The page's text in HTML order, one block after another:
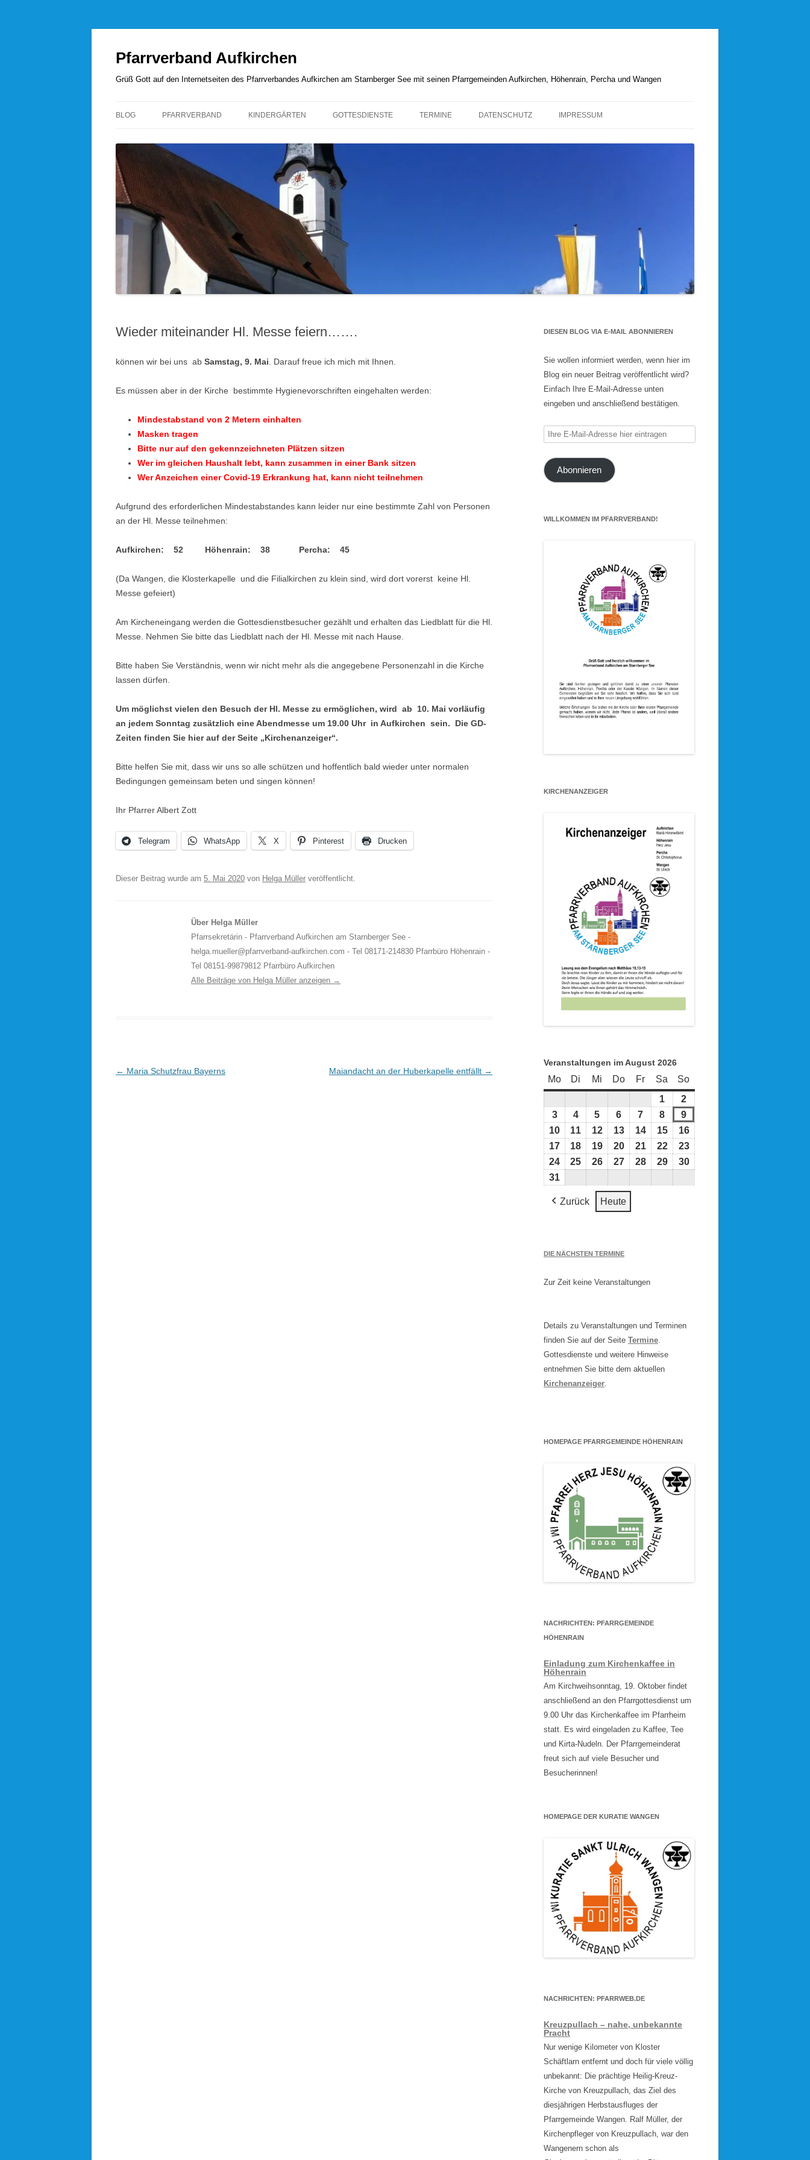
Pfarrverband Aufkirchen
Grüß Gott auf den Internetseiten des Pfarrverbandes Aufkirchen am Starnberger See mit seinen Pfarrgemeinden Aufkirchen, Höhenrain, Percha und Wangen
BLOG PFARRVERBAND
PFARRVERBANDSRAT
PFARREI AUFKIRCHEN
PFARREI HÖHENRAIN
PFARREI PERCHA
PFARREI WANGEN
KOLPINGSFAMILIE HÖHENRAIN
KIRCHEN UND KAPELLEN IM
KINDERGÄRTEN GOTTESDIENSTE
KIRCHENANZEIGER
PFARRBRIEFE
TERMINE DATENSCHUTZ IMPRESSUM
Wieder miteinander Hl. Messe feiern…….
können wir bei uns ab Samstag, 9. Mai. Darauf freue ich mich mit Ihnen.
Es müssen aber in der Kirche bestimmte Hygienevorschriften eingehalten werden:
Mindestabstand von 2 Metern einhalten
Masken tragen
Bitte nur auf den gekennzeichneten Plätzen sitzen
Wer im gleichen Haushalt lebt, kann zusammen in einer Bank sitzen
Wer Anzeichen einer Covid-19 Erkrankung hat, kann nicht teilnehmen
Aufgrund des erforderlichen Mindestabstandes kann leider nur eine bestimmte Zahl von Personen
an der Hl. Messe teilnehmen:
Aufkirchen: 52 Höhenrain: 38 Percha: 45
(Da Wangen, die Klosterkapelle und die Filialkirchen zu klein sind, wird dort vorerst keine Hl.
Messe gefeiert)
Am Kircheneingang werden die Gottesdienstbesucher gezählt und erhalten das Liedblatt für die Hl.
Messe. Nehmen Sie bitte das Liedblatt nach der Hl. Messe mit nach Hause.
Bitte haben Sie Verständnis, wenn wir nicht mehr als die angegebene Personenzahl in die Kirche
lassen dürfen.
Um möglichst vielen den Besuch der Hl. Messe zu ermöglichen, wird ab 10. Mai vorläufig
an jedem Sonntag zusätzlich eine Abendmesse um 19.00 Uhr in Aufkirchen sein. Die GD-
Zeiten finden Sie hier auf der Seite „Kirchenanzeiger“.
Bitte helfen Sie mit, dass wir uns so alle schützen und hoffentlich bald wieder unter normalen
Bedingungen gemeinsam beten und singen können!
Ihr Pfarrer Albert Zott
Telegram WhatsApp X Pinterest Drucken
Dieser Beitrag wurde am 5. Mai 2020 von Helga Müller veröffentlicht.
Über Helga Müller
Pfarrsekretärin - Pfarrverband Aufkirchen am Starnberger See -
helga.mueller@pfarrverband-aufkirchen.com - Tel 08171-214830 Pfarrbüro Höhenrain -
Tel 08151-99879812 Pfarrbüro Aufkirchen
Alle Beiträge von Helga Müller anzeigen →
Beitragsnavigation
← Maria Schutzfrau Bayerns Maiandacht an der Huberkapelle entfällt →
DIESEN BLOG VIA E-MAIL ABONNIEREN
Sie wollen informiert werden, wenn hier im
Blog ein neuer Beitrag veröffentlicht wird?
Einfach Ihre E-Mail-Adresse unten
eingeben und anschließend bestätigen.
Ihre
Mail-
Adresse
Abonnieren
WILLKOMMEN IM PFARRVERBAND!
KIRCHENANZEIGER
Veranstaltungen im August 2026
MoMontag
Di Dienstag
Mi Mittwoch
DoDonnerstag
FrFreitag
Sa Samstag
So
1
August
2026
2
2026
33.
August
2026
44.
August
2026
5
August
2026
6
August
2026
7
August
2026
8
August
2026
9
August
2026
10 10.
August
2026
11 11.
August
2026
1212.
August
2026
1313.
August
2026
1414.
August
2026
1515.
August
2026
1616.
August
2026
17 17.
August
18 18.
August
1919.
August
2020.
August
2121.
August
2222.
August
2323.
August
24 24.25 25.
2026
2626.
2026
2727.
2026
2828.2929.3030.
31
2026
Zurück Heute
DIE NÄCHSTEN TERMINE
Zur Zeit keine Veranstaltungen
Details zu Veranstaltungen und Terminen
finden Sie auf der Seite Termine.
Gottesdienste und weitere Hinweise
entnehmen Sie bitte dem aktuellen
Kirchenanzeiger.
HOMEPAGE PFARRGEMEINDE HÖHENRAIN
NACHRICHTEN: PFARRGEMEINDE
HÖHENRAIN
Einladung zum Kirchenkaffee in
Höhenrain
Am Kirchweihsonntag, 19. Oktober findet
anschließend an den Pfarrgottesdienst um
9.00 Uhr das Kirchenkaffee im Pfarrheim
statt. Es wird eingeladen zu Kaffee, Tee
und Kirta-Nudeln. Der Pfarrgemeinderat
freut sich auf viele Besucher und
Besucherinnen!
HOMEPAGE DER KURATIE WANGEN
NACHRICHTEN: PFARRWEB.DE
Kreuzpullach – nahe, unbekannte
Pracht
Nur wenige Kilometer von Kloster
Schäftlarn entfernt und doch für viele völlig
unbekannt: Die prächtige Heilig-Kreuz-
Kirche von Kreuzpullach, das Ziel des
diesjährigen Herbstausfluges der
Pfarrgemeinde Wangen. Ralf Müller, der
Kirchenpfleger von Kreuzpullach, war den
Wangenern schon als